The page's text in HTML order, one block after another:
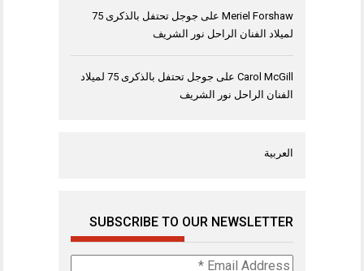
Meriel Forshaw على
جوجل تحتفل بالذكرى 75
لميلاد الفنان الراحل نور الشريف
Carol McGill على
جوجل تحتفل بالذكرى 75 لميلاد
الفنان الراحل نور الشريف
العربية
SUBSCRIBE TO OUR NEWSLETTER
Email